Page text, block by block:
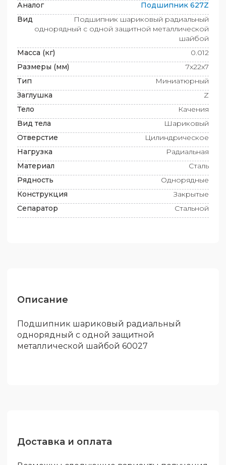
Аналог
Подшипник 627Z
Вид
Подшипник шариковый радиальный
однорядный с одной защитной металлической
шайбой
Масса (кг)
0.012
Размеры (мм)
7x22x7
Тип
Миниатюрный
Заглушка
Z
Тело
Качения
Вид тела
Шариковый
Отверстие
Цилиндрическое
Нагрузка
Радиальная
Материал
Сталь
Рядность
Однорядные
Конструкция
Закрытые
Сепаратор
Стальной
Описание
Подшипник шариковый радиальный
однорядный с одной защитной
металлической шайбой 60027
Доставка и оплата